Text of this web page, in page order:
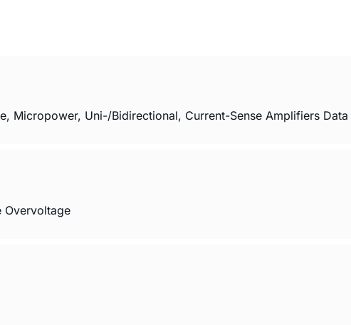
Micropower, Uni-/Bidirectional, Current-Sense Amplifiers Data
Overvoltage